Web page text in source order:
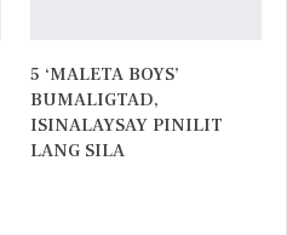
5 ‘MALETA BOYS’
BUMALIGTAD,
ISINALAYSAY PINILIT
LANG SILA